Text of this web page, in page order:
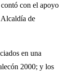
con el apoyo
de
en una
2000; y los